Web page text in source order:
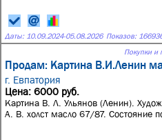
Даты: 10.09.2024-05.08.2026 Показов:
Покупки и
Продам: Картина В.И.Ленин
г. Евпатория
Цена: 6000 руб.
Картина В. Л. Ульянов (Ленин).
А. В. холст масло 67/87. Состояние